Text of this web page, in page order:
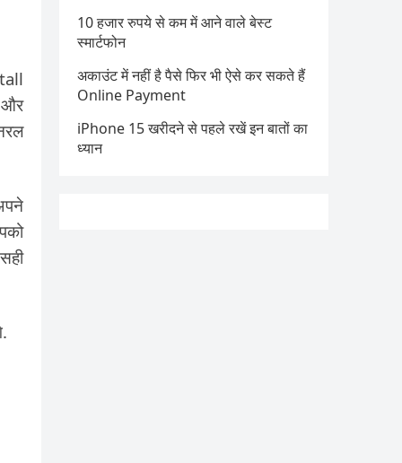
10 हजार रुपये से कम में आने वाले बेस्ट
स्मार्टफोन
अकाउंट में नहीं है पैसे फिर भी ऐसे कर सकते हैं
Online Payment
iPhone 15 खरीदने से पहले रखें इन बातों का
ध्यान